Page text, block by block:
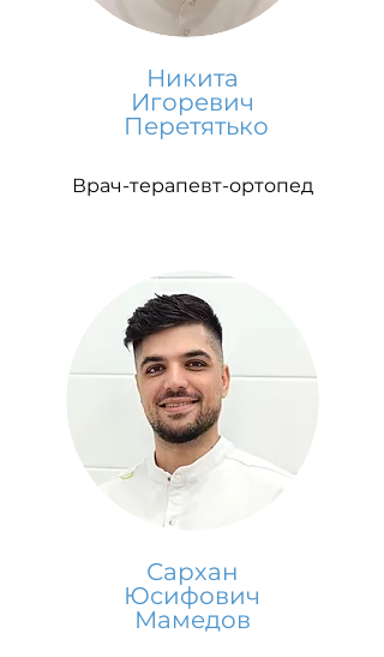
Никита
Игоревич
Перетятько
Врач-терапевт-ортопед
Сархан
Юсифович
Мамедов